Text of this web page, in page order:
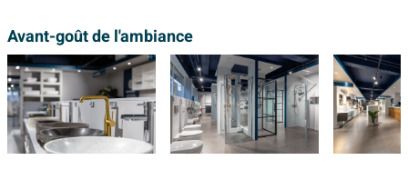
Avant-goût de l'ambiance